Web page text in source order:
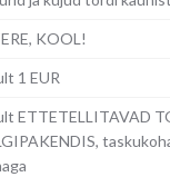
KOOL!
1 EUR
ETTETELLITAVAD